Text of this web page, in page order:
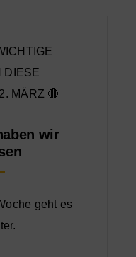
wir
geht es